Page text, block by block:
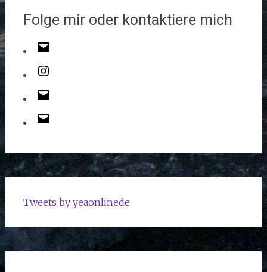
Folge mir oder kontaktiere mich
Tweets by yeaonlinede